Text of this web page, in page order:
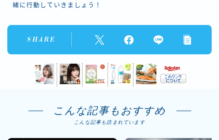
緒に行動していきましょう！
SHARE
こんな記事もおすすめ
こんな記事も読まれています